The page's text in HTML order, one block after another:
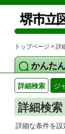
トップページ > 詳
かんた
詳細検索 ジ
詳細検索
詳細な条件を設